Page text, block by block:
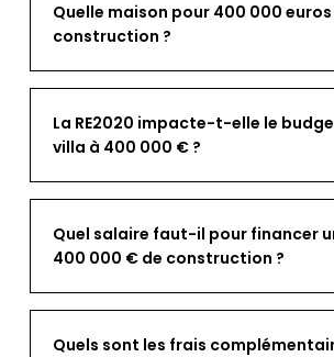
Quelle maison pour 400 000 euros
construction ?
La RE2020 impacte-t-elle le
villa à 400 000 € ?
Quel salaire faut-il pour financer
400 000 € de construction ?
Quels sont les frais